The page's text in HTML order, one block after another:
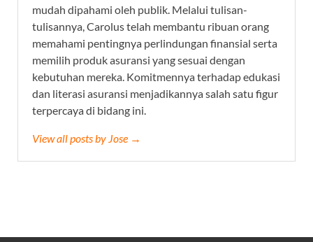
mudah dipahami oleh publik. Melalui tulisan-
tulisannya, Carolus telah membantu ribuan orang
memahami pentingnya perlindungan finansial serta
memilih produk asuransi yang sesuai dengan
kebutuhan mereka. Komitmennya terhadap edukasi
dan literasi asuransi menjadikannya salah satu figur
terpercaya di bidang ini.
View all posts by Jose →